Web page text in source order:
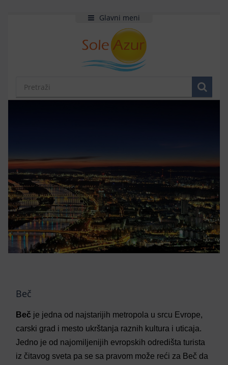
Glavni meni
Beč
Beč je jedna od najstarijih metropola u srcu Evrope,
carski grad i mesto ukrštanja raznih kultura i uticaja.
Jedno je od najomiljenijih evropskih odredišta turista
iz čitavog sveta pa se sa pravom može reći za Beč da